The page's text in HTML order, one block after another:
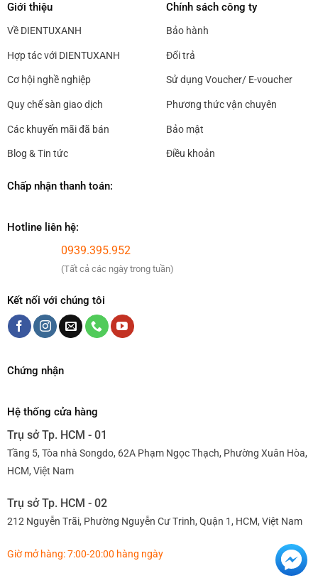
Giới thiệu
Về DIENTUXANH
Hợp tác với DIENTUXANH
Cơ hội nghề nghiệp
Quy chế sàn giao dịch
Các khuyến mãi đã bán
Blog & Tin tức
Chính sách công ty
Bảo hành
Đổi trả
Sử dụng Voucher/ E-voucher
Phương thức vận chuyên
Bảo mật
Điều khoản
Chấp nhận thanh toán:
Hotline liên hệ:
0939.395.952
(Tất cả các ngày trong tuần)
Kết nối với chúng tôi
Chứng nhận
Hệ thống cửa hàng
Trụ sở Tp. HCM - 01
Tầng 5, Tòa nhà Songdo, 62A Phạm Ngọc Thạch, Phường Xuân Hòa,
HCM, Việt Nam
Trụ sở Tp. HCM - 02
212 Nguyễn Trãi, Phường Nguyễn Cư Trinh, Quận 1, HCM, Việt Nam
Giờ mở hàng: 7:00-20:00 hàng ngày